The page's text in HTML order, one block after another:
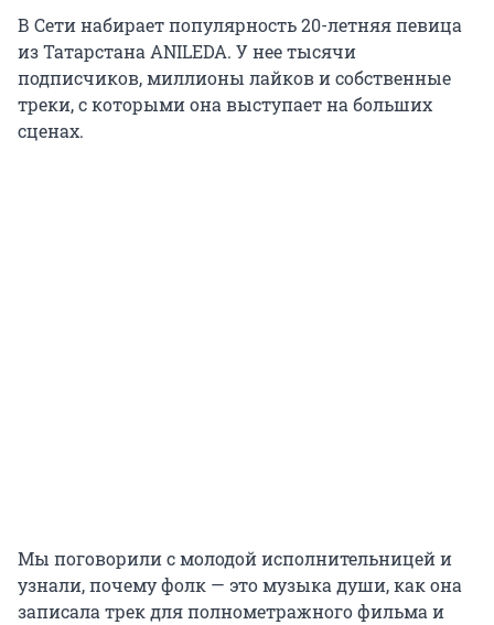
В Сети набирает популярность 20-летняя певица
из Татарстана ANILEDA. У нее тысячи
подписчиков, миллионы лайков и собственные
треки, с которыми она выступает на больших
сценах.
Мы поговорили с молодой исполнительницей и
узнали, почему фолк — это музыка души, как она
записала трек для полнометражного фильма и